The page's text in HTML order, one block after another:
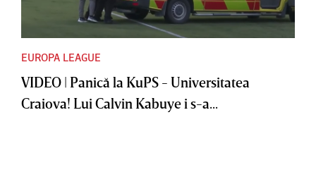
EUROPA LEAGUE
VIDEO | Panică la KuPS - Universitatea
Craiova! Lui Calvin Kabuye i s-a...